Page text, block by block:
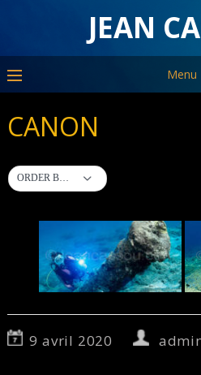
JEAN
Menu
CANON
ORDER BY DEFAULT
9 avril 2020